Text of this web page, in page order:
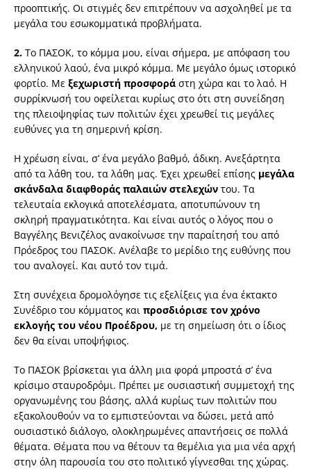
προοπτικής. Οι στιγμές δεν επιτρέπουν να ασχοληθεί με τα
μεγάλα του εσωκομματικά προβλήματα.
2. Το ΠΑΣΟΚ, το κόμμα μου, είναι σήμερα, με απόφαση του
ελληνικού λαού, ένα μικρό κόμμα. Με μεγάλο όμως ιστορικό
φορτίο. Με ξεχωριστή προσφορά στη χώρα και το λαό. Η
συρρίκνωσή του οφείλεται κυρίως στο ότι στη συνείδηση
της πλειοψηφίας των πολιτών έχει χρεωθεί τις μεγάλες
ευθύνες για τη σημερινή κρίση.
Η χρέωση είναι, σ’ ένα μεγάλο βαθμό, άδικη. Ανεξάρτητα
από τα λάθη του, τα λάθη μας. Έχει χρεωθεί επίσης μεγάλα
σκάνδαλα διαφθοράς παλαιών στελεχών του. Τα
τελευταία εκλογικά αποτελέσματα, αποτυπώνουν τη
σκληρή πραγματικότητα. Και είναι αυτός ο λόγος που ο
Βαγγέλης Βενιζέλος ανακοίνωσε την παραίτησή του από
Πρόεδρος του ΠΑΣΟΚ. Ανέλαβε το μερίδιο της ευθύνης που
του αναλογεί. Και αυτό τον τιμά.
Στη συνέχεια δρομολόγησε τις εξελίξεις για ένα έκτακτο
Συνέδριο του κόμματος και προσδιόρισε τον χρόνο
εκλογής του νέου Προέδρου, με τη σημείωση ότι ο ίδιος
δεν θα είναι υποψήφιος.
Το ΠΑΣΟΚ βρίσκεται για άλλη μια φορά μπροστά σ’ ένα
κρίσιμο σταυροδρόμι. Πρέπει με ουσιαστική συμμετοχή της
οργανωμένης του βάσης, αλλά κυρίως των πολιτών που
εξακολουθούν να το εμπιστεύονται να δώσει, μετά από
ουσιαστικό διάλογο, ολοκληρωμένες απαντήσεις σε πολλά
θέματα. Θέματα που να θέτουν τα θεμέλια για μια νέα αρχή
στην όλη παρουσία του στο πολιτικό γίγνεσθαι της χώρας.